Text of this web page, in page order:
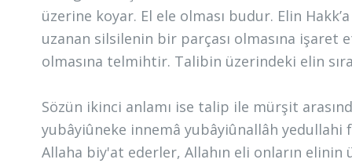
üzerine koyar. El ele olması budur. Elin
uzanan silsilenin bir parçası olmasına
olmasına telmihtir. Talibin üzerindeki elin
Sözün ikinci anlamı ise talip ile mürşit
yubâyiûneke innemâ yubâyiûnallâh yedullahi
Allaha biy'at ederler, Allahın eli onların